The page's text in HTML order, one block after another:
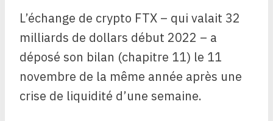
L’échange de crypto FTX – qui valait 32
milliards de dollars début 2022 – a
déposé son bilan (chapitre 11) le 11
novembre de la même année après une
crise de liquidité d’une semaine.